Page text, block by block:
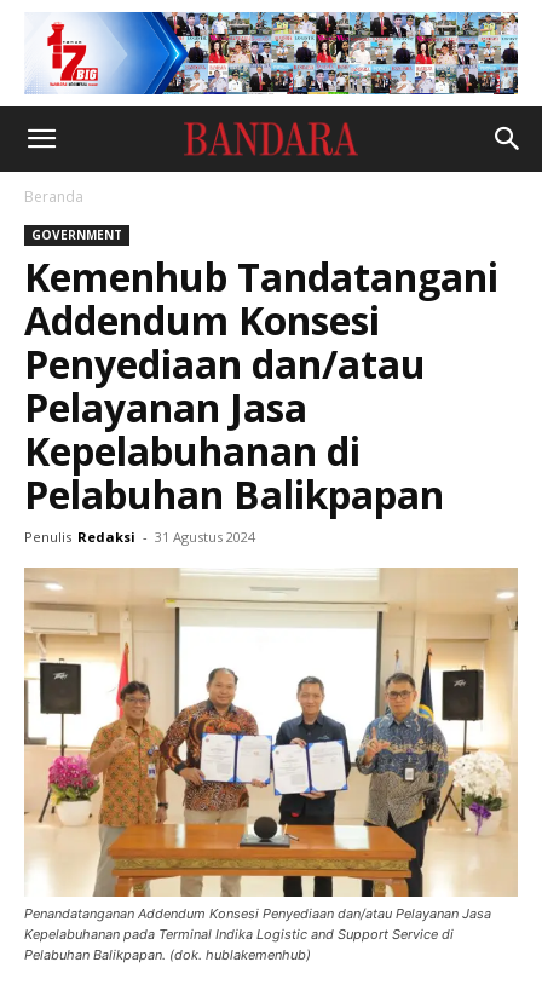
Beranda
GOVERNMENT
Kemenhub Tandatangani
Addendum Konsesi
Penyediaan dan/atau
Pelayanan Jasa
Kepelabuhanan di
Pelabuhan Balikpapan
Penulis Redaksi - 31 Agustus 2024
Penandatanganan Addendum Konsesi Penyediaan dan/atau Pelayanan Jasa
Kepelabuhanan pada Terminal Indika Logistic and Support Service di
Pelabuhan Balikpapan. (dok. hublakemenhub)